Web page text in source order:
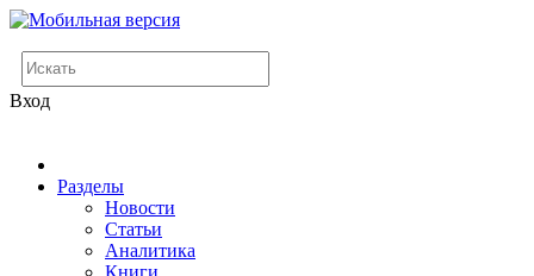
Вход
Разделы
Новости
Статьи
Аналитика
Книги